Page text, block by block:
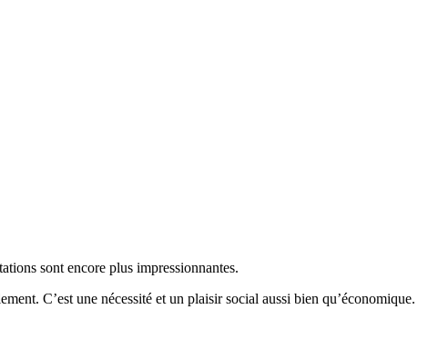
sont encore plus impressionnantes.
C’est une nécessité et un plaisir social aussi bien qu’économique.